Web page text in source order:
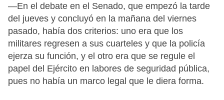
—En el debate en el Senado, que empezó la tarde
del jueves y concluyó en la mañana del viernes
pasado, había dos criterios: uno era que los
militares regresen a sus cuarteles y que la policía
ejerza su función, y el otro era que se regule el
papel del Ejército en labores de seguridad pública,
pues no había un marco legal que le diera forma.